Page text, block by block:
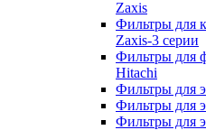
Zaxis
Фильтры для
Zaxis-3 серии
Фильтры для
Hitachi
Фильтры для
Фильтры для
Фильтры для